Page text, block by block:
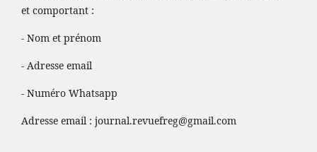
et comportant :
- Nom et prénom
- Adresse email
- Numéro Whatsapp
Adresse email : journal.revuefreg@gmail.com